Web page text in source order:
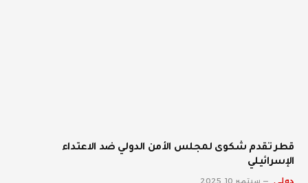
قطر تقدم شكوى لمجلس الأمن الدولي ضد الاعتداء
الإسرائيلي